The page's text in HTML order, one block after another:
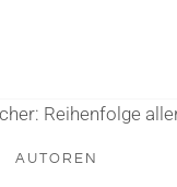
Reihenfolge
AUTOREN